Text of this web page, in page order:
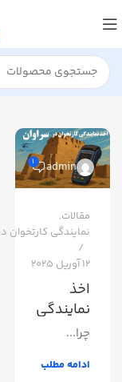
admin
1
مقالات,
نمایندگی کارتخوان
12 آوریل 2025
اخذ
نمایندگی
کارتخوان
سراوان
چرا...
ادامه مطلب